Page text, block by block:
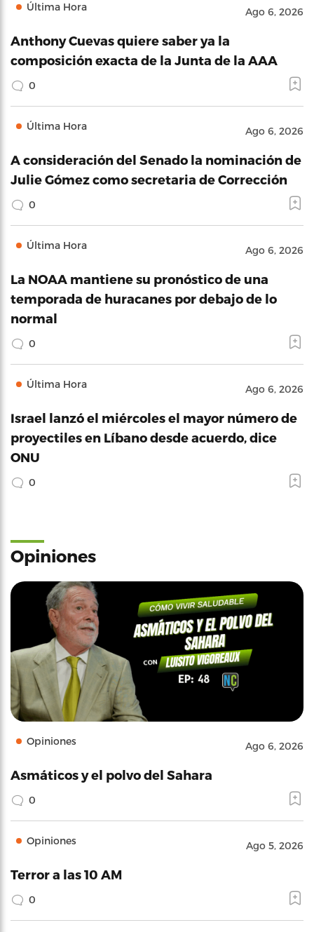
Última Hora Ago 6, 2026
Anthony Cuevas quiere saber ya la
composición exacta de la Junta de la AAA
0
Última Hora Ago 6, 2026
A consideración del Senado la nominación de
Julie Gómez como secretaria de Corrección
0
Última Hora Ago 6, 2026
La NOAA mantiene su pronóstico de una
temporada de huracanes por debajo de lo
normal
0
Última Hora Ago 6, 2026
Israel lanzó el miércoles el mayor número de
proyectiles en Líbano desde acuerdo, dice
ONU
0
Opiniones
Opiniones Ago 6, 2026
Asmáticos y el polvo del Sahara
0
Opiniones Ago 5, 2026
Terror a las 10 AM
0